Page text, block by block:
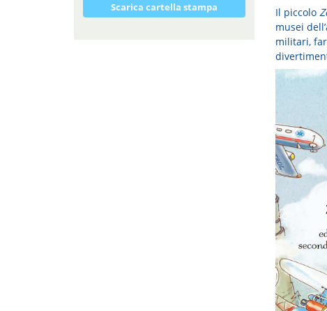
Scarica cartella stampa
Il piccolo
musei
militari,